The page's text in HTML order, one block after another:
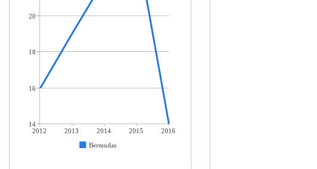
2012 2013 2014 2015
2016
Bermudas
20
18
16
14